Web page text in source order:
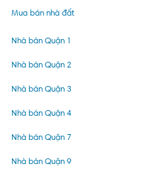
Mua bán nhà đất
Nhà bán Quận 1
Nhà bán Quận 2
Nhà bán Quận 3
Nhà bán Quận 4
Nhà bán Quận 7
Nhà bán Quận 9